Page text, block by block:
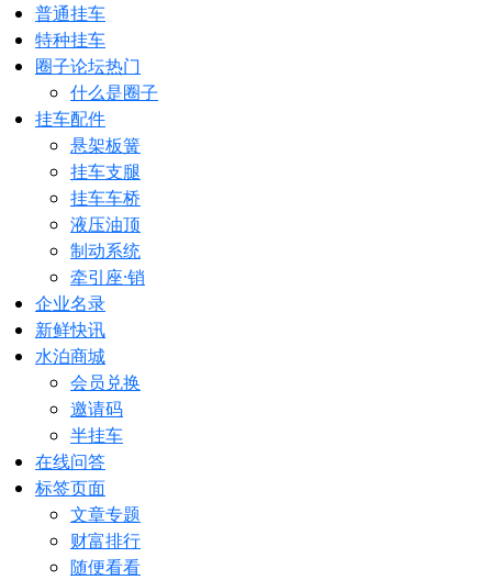
普通挂车
特种挂车
圈子论坛热门
什么是圈子
挂车配件
悬架板簧
挂车支腿
挂车车桥
液压油顶
制动系统
牵引座·销
企业名录
新鲜快讯
水泊商城
会员兑换
邀请码
半挂车
在线问答
标签页面
文章专题
财富排行
随便看看